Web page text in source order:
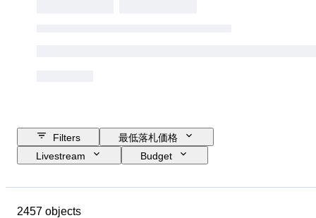
Filters
最低落札価格
Livestream
Budget
Country of origin
2457 objects